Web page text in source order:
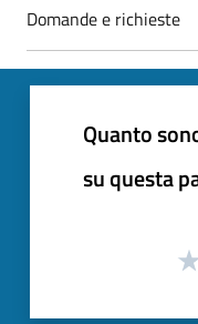
Domande e richieste
Quanto
su questa